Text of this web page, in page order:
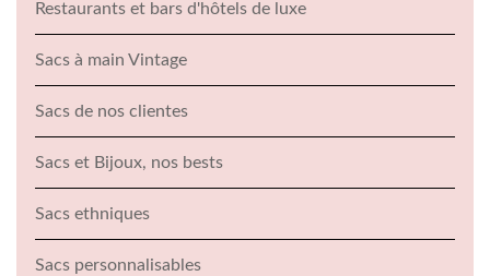
Restaurants et bars d'hôtels de luxe
Sacs à main Vintage
Sacs de nos clientes
Sacs et Bijoux, nos bests
Sacs ethniques
Sacs personnalisables